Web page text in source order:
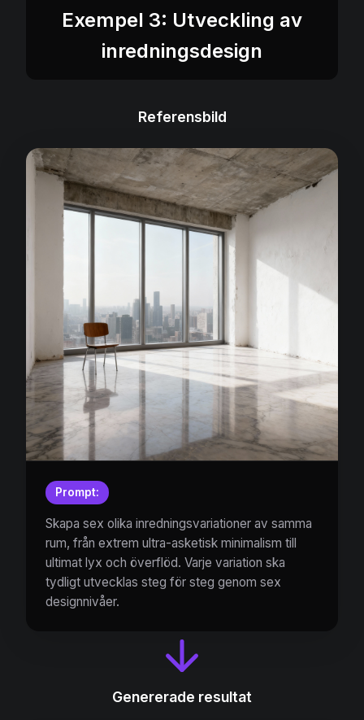
Exempel 3: Utveckling av
inredningsdesign
Referensbild
Prompt:
Skapa sex olika inredningsvariationer av samma
rum, från extrem ultra-asketisk minimalism till
ultimat lyx och överflöd. Varje variation ska
tydligt utvecklas steg för steg genom sex
designnivåer.
Genererade resultat